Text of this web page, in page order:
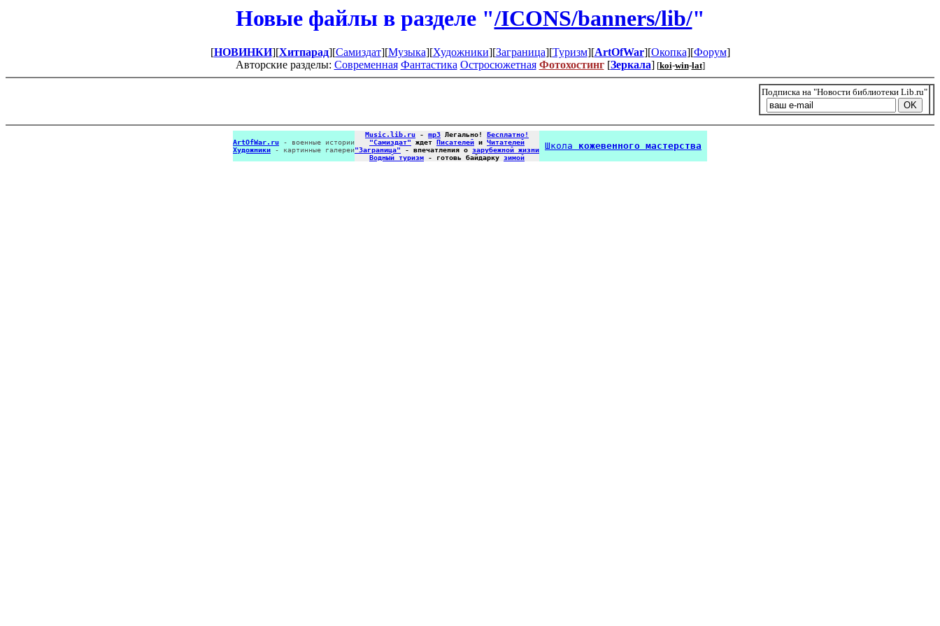
Новые файлы в разделе "/ICONS/banners/lib/"
[НОВИНКИ][Хитпарад][Самиздат][Музыка][Художники][Заграница][Туризм][ArtOfWar][Окопка][Форум]
Авторские разделы: Современная Фантастика Остросюжетная Фотохостинг[Зеркала] [koi-win-lat]
Подписка на "Новости библиотеки Lib.ru"
ArtOfWar.ru - военные истории
Художники - картинные галереи
Music.lib.ru - mp3 Легально! Бесплатно!
"Самиздат" ждет Писателей и Читателей
"Заграница" - впечатления о зарубежной жизни
Водный туризм - готовь байдарку зимой
Школа кожевенного мастерства